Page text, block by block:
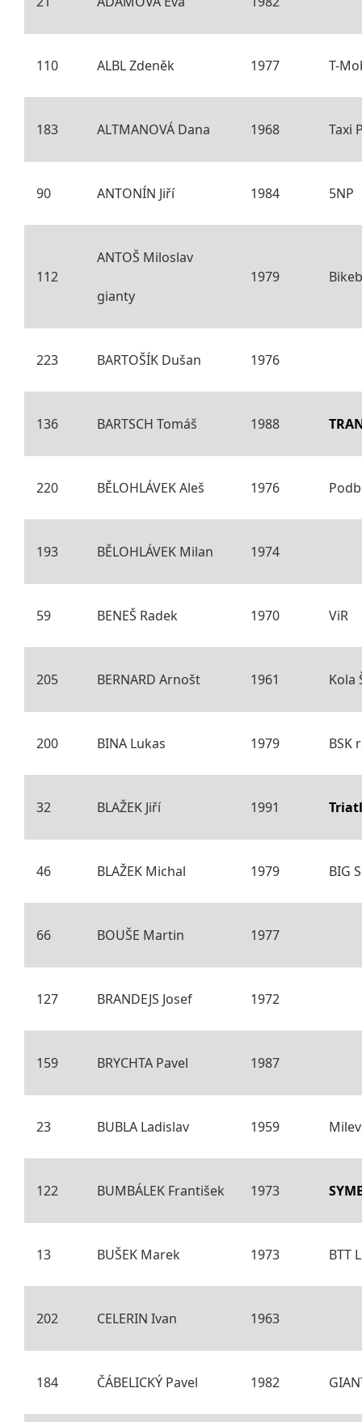
110 ALBL Zdeněk 1977 T-
183 ALTMANOVÁ Dana 1968 Taxi
90 ANTONÍN Jiří 1984 5NP
112
ANTOŠ Miloslav
gianty
1979
223 BARTOŠÍK Dušan 1976
136 BARTSCH Tomáš 1988
220 BĚLOHLÁVEK Aleš 1976
193 BĚLOHLÁVEK Milan 1974
59 BENEŠ Radek 1970 ViR
205 BERNARD Arnošt 1961 Kola
200 BINA Lukas 1979 BSK
32 BLAŽEK Jiří 1991
46 BLAŽEK Michal 1979 BIG
66 BOUŠE Martin 1977
127 BRANDEJS Josef 1972
159 BRYCHTA Pavel 1987
23 BUBLA Ladislav 1959
122 BUMBÁLEK František 1973
13 BUŠEK Marek 1973 BTT
202 CELERIN Ivan 1963
184 ČÁBELICKÝ Pavel 1982